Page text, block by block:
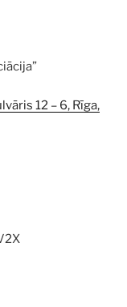
12 – 6, Rīga,